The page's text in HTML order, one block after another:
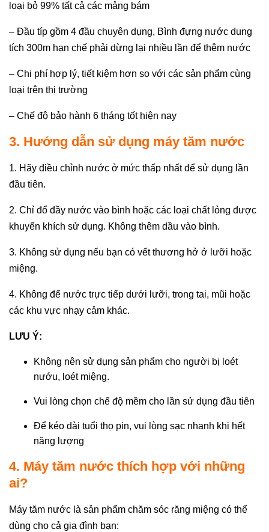
loại bỏ 99% tất cả các mảng bám
– Đầu típ gồm 4 đầu chuyên dụng, Bình đựng nước dung
tích 300m hạn chế phải dừng lại nhiều lần để thêm nước
– Chi phí hợp lý, tiết kiệm hơn so với các sản phẩm cùng
loại trên thị trường
– Chế độ bảo hành 6 tháng tốt hiện nay
3. Hướng dẫn sử dụng máy tăm nước
1. Hãy điều chỉnh nước ở mức thấp nhất để sử dụng lần
đầu tiên.
2. Chỉ đổ đầy nước vào bình hoặc các loại chất lỏng được
khuyến khích sử dụng. Không thêm dầu vào bình.
3. Không sử dụng nếu bạn có vết thương hở ở lưỡi hoặc
miệng.
4. Không để nước trực tiếp dưới lưỡi, trong tai, mũi hoặc
các khu vực nhạy cảm khác.
LƯU Ý:
Không nên sử dụng sản phẩm cho người bị loét
nướu, loét miệng.
Vui lòng chọn chế độ mềm cho lần sử dụng đầu tiên
Để kéo dài tuổi thọ pin, vui lòng sạc nhanh khi hết
năng lượng
4. Máy tăm nước thích hợp với những
ai?
Máy tăm nước là sản phẩm chăm sóc răng miệng có thể
dùng cho cả gia đình bạn: